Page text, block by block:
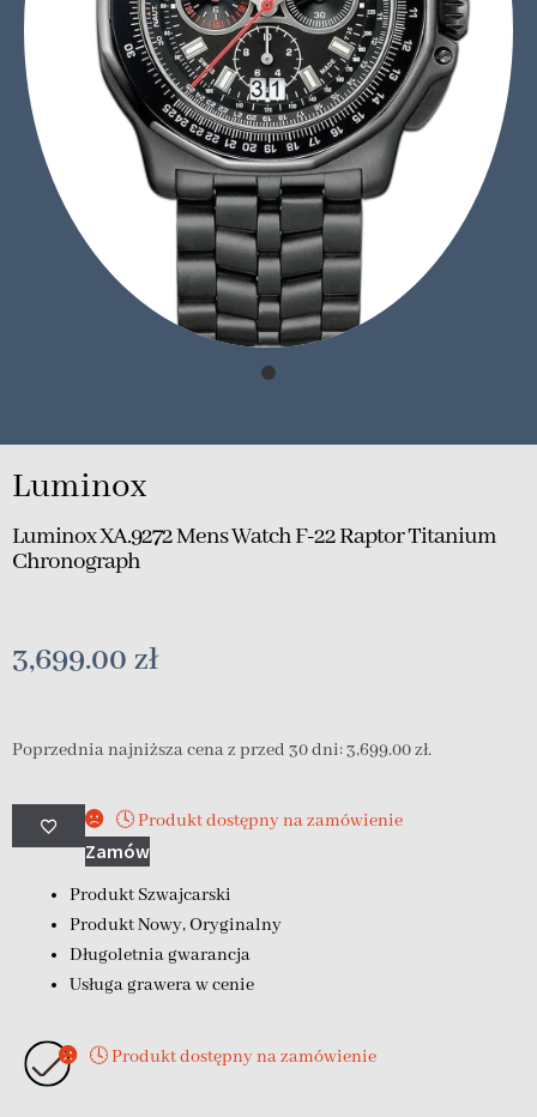
Luminox
Luminox XA.9272 Mens Watch F-22 Raptor Titanium
Chronograph
3,699.00 zł
Poprzednia najniższa cena z przed 30 dni:3,699.00zł.
🕓 Produkt dostępny na zamówienie
Zamów
Produkt Szwajcarski
Produkt Nowy, Oryginalny
Długoletnia gwarancja
Usługa grawera w cenie
🕓 Produkt dostępny na zamówienie